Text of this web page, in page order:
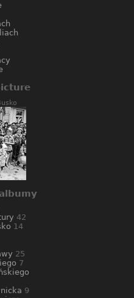
42
14
25
7
9